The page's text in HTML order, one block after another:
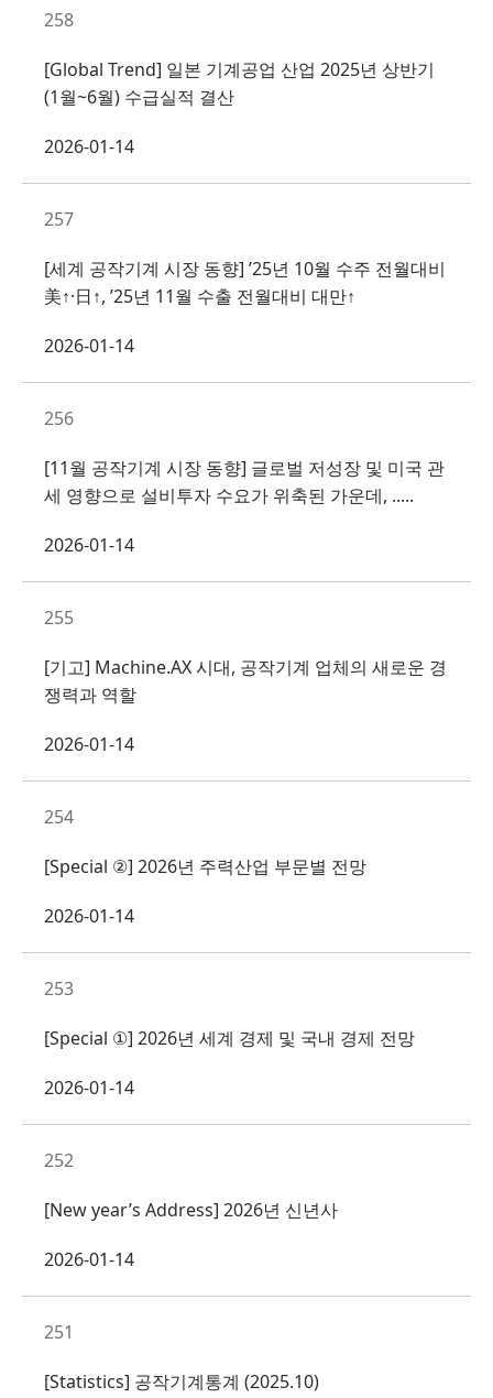
258
[Global Trend] 일본 기계공업 산업 2025년 상반기
(1월~6월) 수급실적 결산
2026-01-14
257
[세계 공작기계 시장 동향] ’25년 10월 수주 전월대비
美↑·日↑, ’25년 11월 수출 전월대비 대만↑
2026-01-14
256
[11월 공작기계 시장 동향] 글로벌 저성장 및 미국 관
세 영향으로 설비투자 수요가 위축된 가운데, .....
2026-01-14
255
[기고] Machine.AX 시대, 공작기계 업체의 새로운 경
쟁력과 역할
2026-01-14
254
[Special ②] 2026년 주력산업 부문별 전망
2026-01-14
253
[Special ①] 2026년 세계 경제 및 국내 경제 전망
2026-01-14
252
[New year’s Address] 2026년 신년사
2026-01-14
251
[Statistics] 공작기계통계 (2025.10)